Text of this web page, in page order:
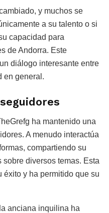
y muchos se
a su talento o si
capacidad para
de Andorra. Este
diálogo interesante entre
en general.
ha mantenido una
A menudo interactúa
compartiendo su
diversos temas. Esta
y ha permitido que su
anciana inquilina ha